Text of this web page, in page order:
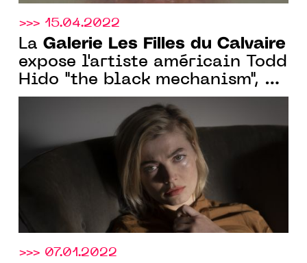
>>> 15.04.2022
La Galerie Les Filles du Calvaire
expose l'artiste américain Todd
Hido "the black mechanism", du
17 mai au 18 juin 2022
>>> 07.01.2022